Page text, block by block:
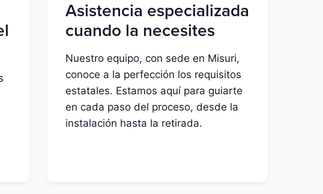
Asistencia especializada
cuando la necesites
Nuestro equipo, con sede en Misuri,
conoce a la perfección los requisitos
estatales. Estamos aquí para guiarte
en cada paso del proceso, desde la
instalación hasta la retirada.